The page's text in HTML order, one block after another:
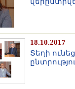
18.10.2017
Տեղի